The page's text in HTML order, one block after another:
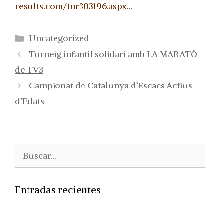
results.com/tnr303196.aspx…
Categorías
Uncategorized
Torneig infantil solidari amb LA MARATÓ
de TV3
Campionat de Catalunya d’Escacs Actius
d’Edats
Entradas recientes